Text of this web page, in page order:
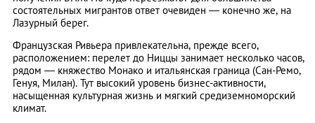
состоятельных мигрантов ответ очевиден — конечно же, на
Лазурный берег.
Французская Ривьера привлекательна, прежде всего,
расположением: перелет до Ниццы занимает несколько часов,
рядом — княжество Монако и итальянская граница (Сан-Ремо,
Генуя, Милан). Тут высокий уровень бизнес-активности,
насыщенная культурная жизнь и мягкий средиземноморский
климат.